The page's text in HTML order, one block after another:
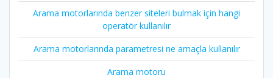
Arama motorlarında benzer siteleri bulmak için hangi
operatör kullanılır
Arama motorlarında parametresi ne amaçla kullanılır
Arama motoru